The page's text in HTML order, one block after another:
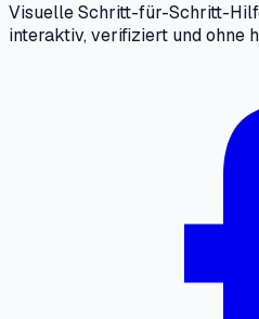
Visuelle Schritt-für-Schritt-
interaktiv, verifiziert und ohne